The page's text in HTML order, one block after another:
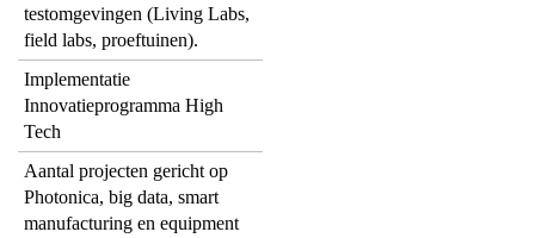
testomgevingen (Living Labs,
field labs, proeftuinen).
Implementatie
Innovatieprogramma High
Tech
Aantal projecten gericht op
Photonica, big data, smart
manufacturing en equipment